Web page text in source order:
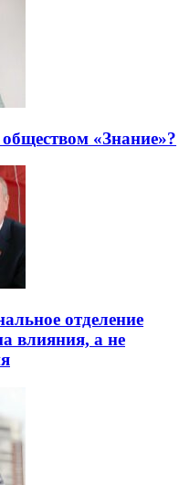
«Знание»?
отделение
влияния, а не